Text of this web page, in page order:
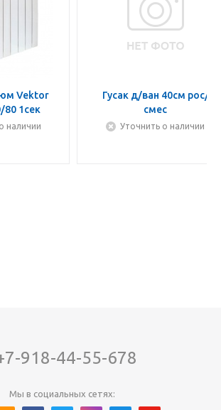
Vektor
80 1сек
наличии
Гусак д/ван 40см рос/
смес
Уточнить о наличии
918-44-55-678
Мы в социальных сетях: